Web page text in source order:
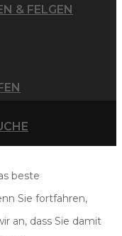
& FELGEN
beste
Sie fortfahren,
an, dass Sie damit